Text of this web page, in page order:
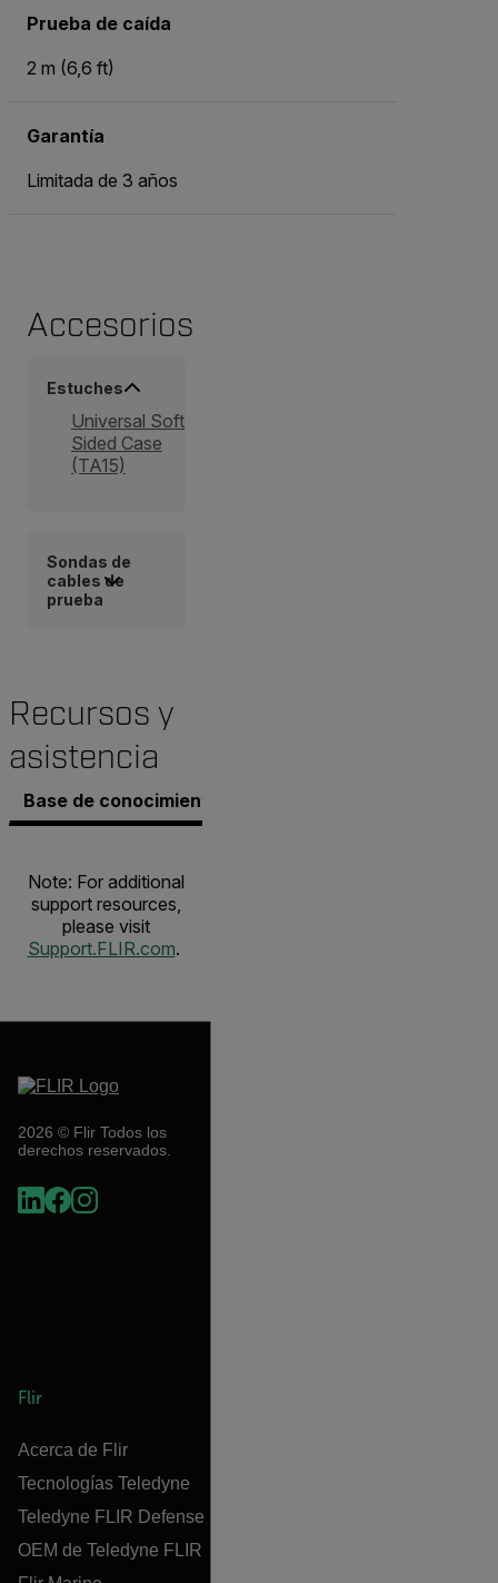
Prueba de caída
2 m (6,6 ft)
Garantía
Limitada de 3 años
Accesorios
Estuches
Universal Soft
Sided Case
(TA15)
Sondas de
cables de
prueba
Recursos y
asistencia
Base de conocimientos
Note: For additional
support resources,
please visit
Support.FLIR.com.
2026 © Flir Todos los
derechos reservados.
Flir
Acerca de Flir
Tecnologías Teledyne
Teledyne FLIR Defense
OEM de Teledyne FLIR